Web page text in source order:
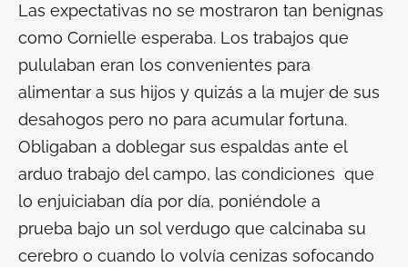
Las expectativas no se mostraron tan benignas
como Cornielle esperaba. Los trabajos que
pululaban eran los convenientes para
alimentar a sus hijos y quizás a la mujer de sus
desahogos pero no para acumular fortuna.
Obligaban a doblegar sus espaldas ante el
arduo trabajo del campo, las condiciones que
lo enjuiciaban día por día, poniéndole a
prueba bajo un sol verdugo que calcinaba su
cerebro o cuando lo volvía cenizas sofocando